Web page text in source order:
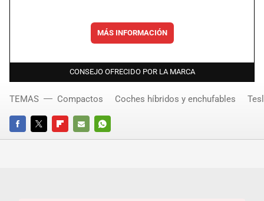
MÁS INFORMACIÓN
CONSEJO OFRECIDO POR LA MARCA
FACEBOOKTWITTERFLIPBOARD
E-
WHATSAPP
TEMAS Compactos Coches híbridos y enchufables